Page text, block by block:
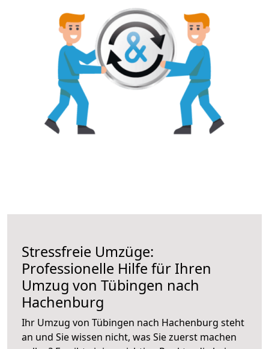
Stressfreie Umzüge:
Professionelle Hilfe für Ihren
Umzug von Tübingen nach
Hachenburg
Ihr Umzug von Tübingen nach Hachenburg steht
an und Sie wissen nicht, was Sie zuerst machen